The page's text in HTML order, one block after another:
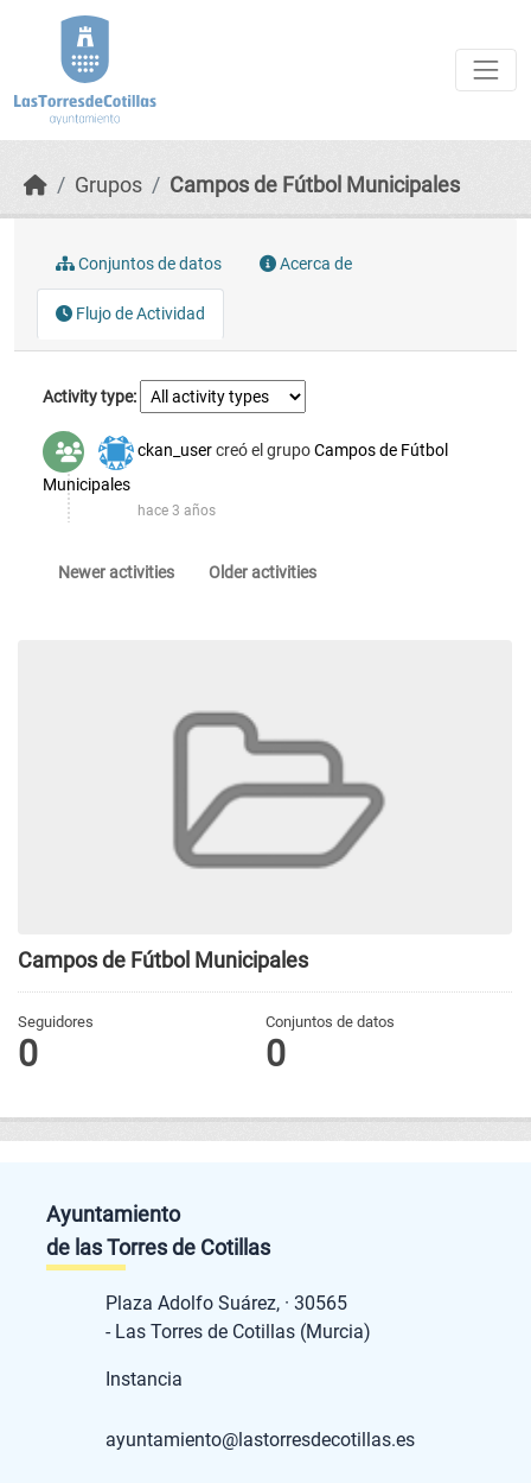
Grupos Campos de Fútbol Municipales
Campos de Fútbol Municipales
Seguidores
0
Conjuntos de datos
0
Conjuntos de datos Acerca de
Flujo de Actividad
Activity type
ckan_user creó el grupoCampos de Fútbol
Municipales
hace 3 años
Newer activities Older activities
Ayuntamiento
de las Torres de Cotillas
Plaza Adolfo Suárez, · 30565
- Las Torres de Cotillas (Murcia)
Instancia
ayuntamiento@lastorresdecotillas.es